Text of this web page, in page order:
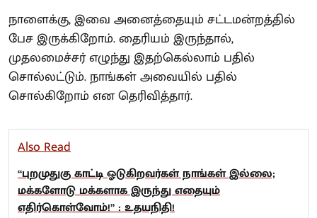
நாளைக்கு, இவை அனைத்தையும் சட்டமன்றத்தில்
பேச இருக்கிறோம். தைரியம் இருந்தால்,
முதலமைச்சர் எழுந்து இதற்கெல்லாம் பதில்
சொல்லட்டும். நாங்கள் அவையில் பதில்
சொல்கிறோம் என தெரிவித்தார்.
Also Read
“புறமுதுகு காட்டி ஓடுகிறவர்கள் நாங்கள் இல்லை;
மக்களோடு மக்களாக இருந்து எதையும்
எதிர்கொள்வோம்!” : உதயநிதி!